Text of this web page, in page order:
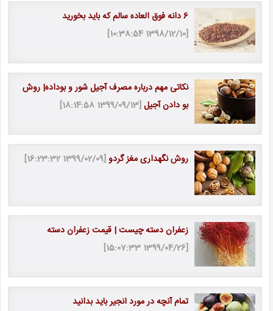
6 دانه فوق العاده سالم که باید بخورید
[1398/12/10 10:38:54]
نکاتی مهم درباره مصرف آجیل شور و بوداده| روش
بو دادن آجیل[1399/09/13 18:14:58]
روش نگهداری مغز گردو[1399/02/09 16:23:32]
زعفران دسته چیست | قیمت زعفران دسته
[1399/04/26 15:07:33]
تمام آنچه در مورد انجیر باید بدانید